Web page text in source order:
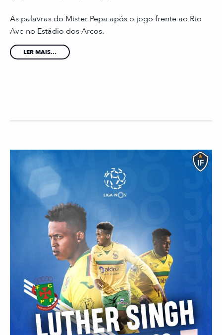
As palavras do Mister Pepa após o jogo frente ao Rio
Ave no Estádio dos Arcos.
LER MAIS...